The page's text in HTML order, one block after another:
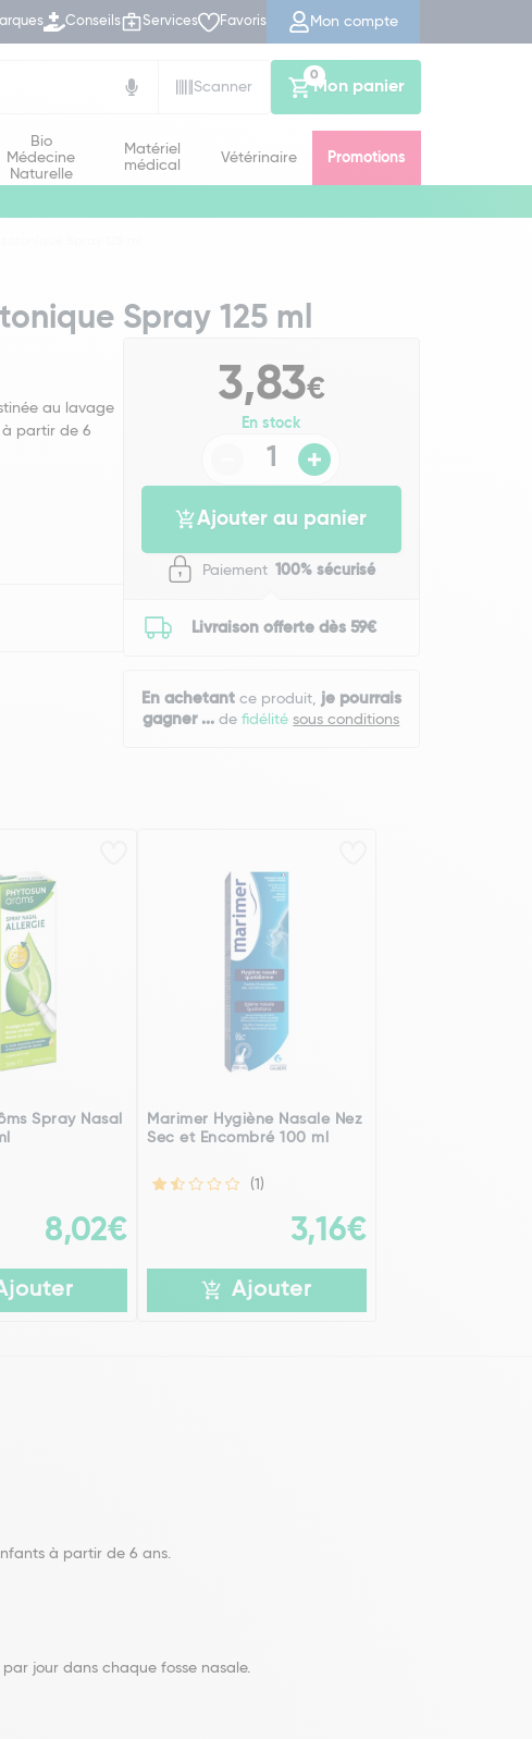
Conseils Services Favoris Mon compte
Scanner
Mon panier
0
Bio
Médecine
Naturelle
Matériel
médical
Vétérinaire Promotions
Spray 125 ml
au lavage
à partir de 6
3,83€
En stock
Ajouter au panier
Paiement 100% sécurisé
Livraison offerte dès 59€
En achetantce produit, je pourrais
gagner ... defidélitésous conditions
Spray Nasal
8,02€
Marimer Hygiène Nasale Nez
Sec et Encombré 100 ml
(1)
3,16€
Ajouter
à partir de 6 ans.
jour dans chaque fosse nasale.